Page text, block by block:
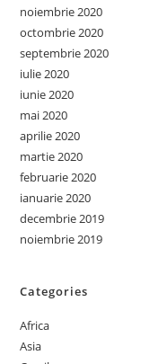
noiembrie 2020
octombrie 2020
septembrie 2020
iulie 2020
iunie 2020
mai 2020
aprilie 2020
martie 2020
februarie 2020
ianuarie 2020
decembrie 2019
noiembrie 2019
Categories
Africa
Asia